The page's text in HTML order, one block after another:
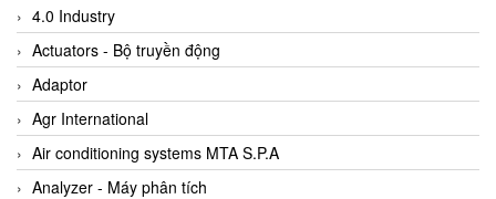
4B VietNam Vietnam
ABB Vietnam
AC Infinity Vietnam
AC&E Telecommunications
AC&T Vietnam
Accepta Vietnam
4.0 Industry
Actuators - Bộ truyền động
Adaptor
Agr International
Air conditioning systems MTA S.P.A
Analyzer - Máy phân tích